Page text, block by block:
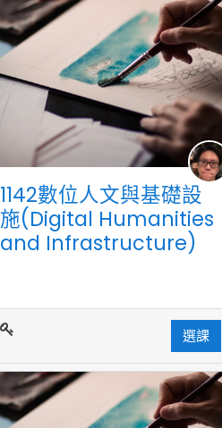
1142數位人文與基礎設
施(Digital Humanities
and Infrastructure)
選課